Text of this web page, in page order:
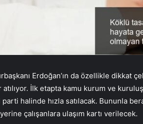
Erdoğan’ın da özellikle dikkat
atılıyor. İlk etapta kamu kurum ve
parti halinde hızla satılacak. Bununla
çalışanlara ulaşım kartı verilecek.